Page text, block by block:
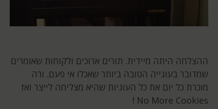
ההצלחה היתה מיידית. תורים ארוכים ולקוחות שאומרים
שמדובר בעוגייה הטובה ביותר שאכלו אי פעם. ורה
מוכרת כל יום את כל העוגיות שהיא מצליחה לייצר ואז
No More Cookies
!